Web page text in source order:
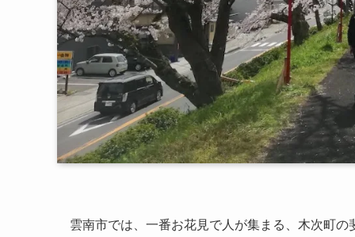
雲南市では、一番お花見で人が集まる、木次町の